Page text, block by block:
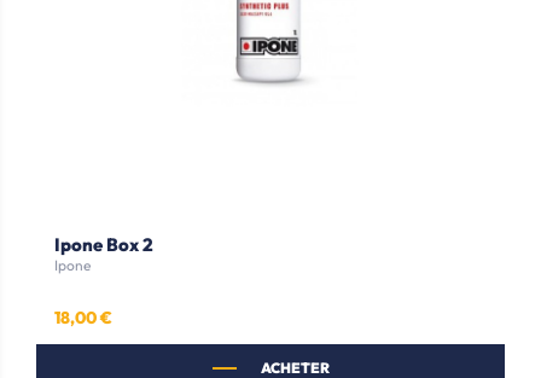
Ipone Box 2
Ipone
Prix
18,00 €
ACHETER